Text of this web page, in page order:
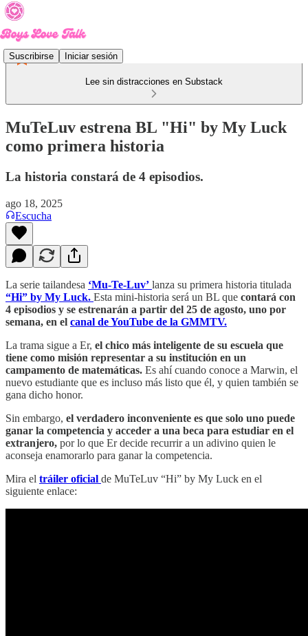
Suscribirse Iniciar sesión
Lee sin distracciones en Substack
MuTeLuv estrena BL "Hi" by My Luck
como primera historia
La historia constará de 4 episodios.
ago 18, 2025
Escucha
La serie tailandesa ‘Mu-Te-Luv’ lanza su primera historia titulada
“Hi” by My Luck. Esta mini-historia será un BL que contará con
4 episodios y se estrenarán a partir del 25 de agosto, uno por
semana, en el canal de YouTube de la GMMTV.
La trama sigue a Er, el chico más inteligente de su escuela que
tiene como misión representar a su institución en un
campamento de matemáticas. Es ahí cuando conoce a Marwin, el
nuevo estudiante que es incluso más listo que él, y quien también se
gana dicho honor.
Sin embargo, el verdadero inconveniente es que solo uno puede
ganar la competencia y acceder a una beca para estudiar en el
extranjero, por lo que Er decide recurrir a un adivino quien le
aconseja enamorarlo para ganar la competencia.
Mira el tráiler oficial de MuTeLuv “Hi” by My Luck en el
siguiente enlace: